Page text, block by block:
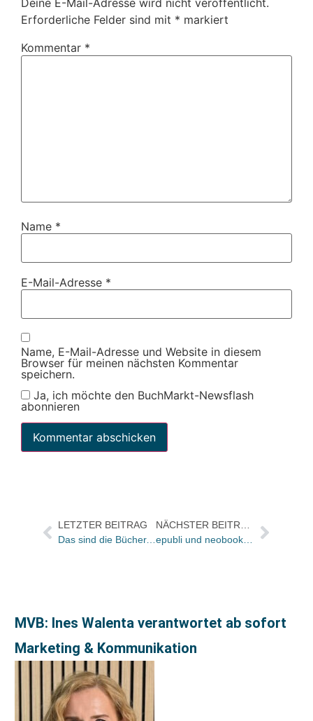
Deine E-Mail-Adresse wird nicht veröffentlicht.
Erforderliche Felder sind mit * markiert
Kommentar *
Name *
E-Mail-Adresse *
Name, E-Mail-Adresse und Website in diesem
Browser für meinen nächsten Kommentar
speichern.
Ja, ich möchte den BuchMarkt-Newsflash
abonnieren
LETZTER BEITRAG
Das sind die Bücher, die in den Netzwerken am meisten ge- und behandelt werden
MVB: Ines Walenta verantwortet ab sofort
Marketing & Kommunikation